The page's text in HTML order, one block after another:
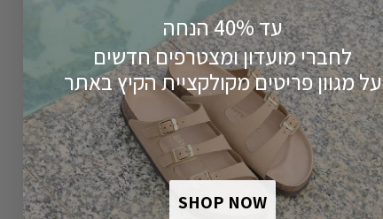
עד 40% הנחה
לחברי מועדון ומצטרפים חדשים
על מגוון פריטים מקולקציית הקיץ באתר
SHOP NOW